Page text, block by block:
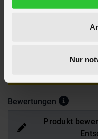
Nur
Marke
Artikelnummer des Herstellers
Bewertungen
Produkt